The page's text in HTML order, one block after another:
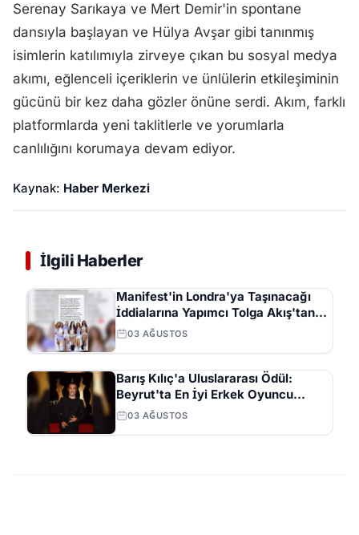
Serenay Sarıkaya ve Mert Demir'in spontane
dansıyla başlayan ve Hülya Avşar gibi tanınmış
isimlerin katılımıyla zirveye çıkan bu sosyal medya
akımı, eğlenceli içeriklerin ve ünlülerin etkileşiminin
gücünü bir kez daha gözler önüne serdi. Akım, farklı
platformlarda yeni taklitlerle ve yorumlarla
canlılığını korumaya devam ediyor.
Kaynak: Haber Merkezi
İlgili Haberler
Manifest'in Londra'ya Taşınacağı
İddialarına Yapımcı Tolga Akış'tan
Açıklama
03 AĞUSTOS
Barış Kılıç'a Uluslararası Ödül:
Beyrut'ta En İyi Erkek Oyuncu
Seçildi
03 AĞUSTOS